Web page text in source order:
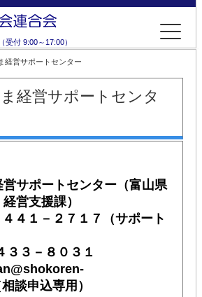
（受付 9:00～17:00）
経営サポートセンター
経営サポートセンタ
サポートセンター（富山県
営支援課）
４１－２７１７（サポート
３３－８０３１
談申込専用）